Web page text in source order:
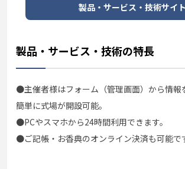
製品・サービス・技術サイト
製品・サービス・技術の特長
●主催者様はフォーム（管理画面）から情報
簡単に式場が開設可能。
●PCやスマホから24時間利用できます。
●ご記帳・お香典のオンライン決済も可能で